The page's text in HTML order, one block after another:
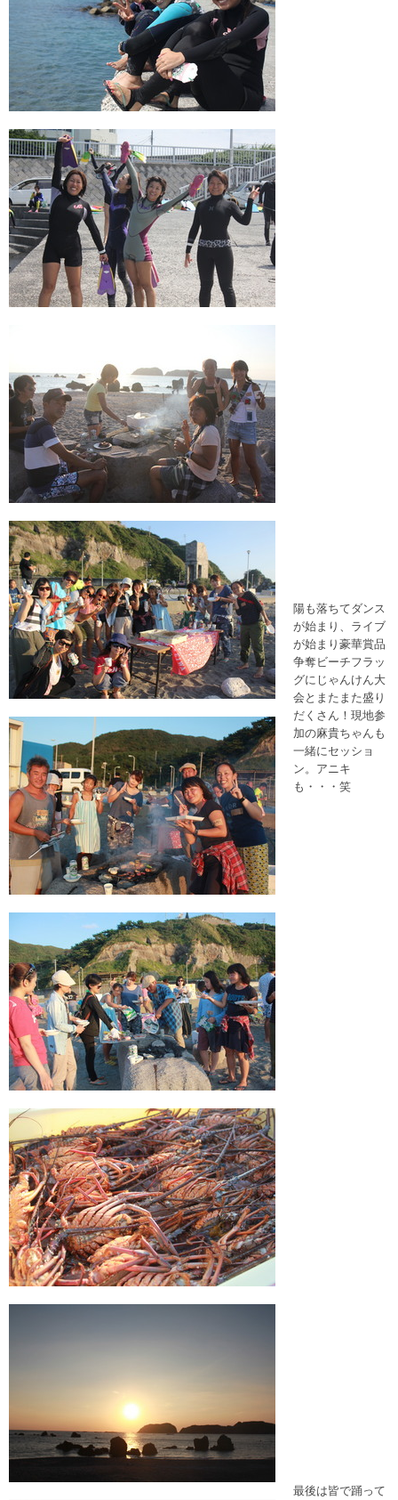
陽も落ちてダンス
が始まり、ライブ
が始まり豪華賞品
争奪ビーチフラッ
グにじゃんけん大
会とまたまた盛り
だくさん！現地参
加の麻貴ちゃんも
一緒にセッショ
ン。アニキ
も・・・笑
最後は皆で踊って